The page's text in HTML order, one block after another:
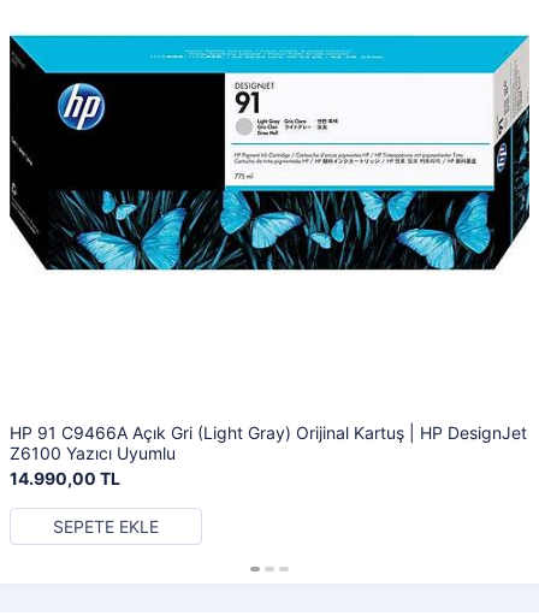
HP 91 C9466A Açık Gri (Light Gray) Orijinal Kartuş | HP DesignJet
Z6100 Yazıcı Uyumlu
14.990,00 TL
SEPETE EKLE